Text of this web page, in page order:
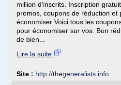
million d'inscrits. Inscription
promos, coupons de réduction et
économiser Voici tous les
pour économiser sur vos. Bon
de bien...
Lire la suite
Site : http://thegeneralists.info